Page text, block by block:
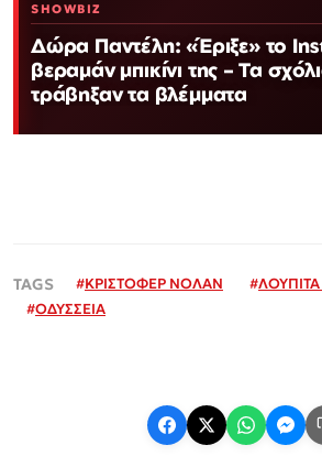
SHOWBIZ
Δώρα Παντέλη: «Έριξε» το
βεραμάν μπικίνι της – Τα
τράβηξαν τα βλέμματα
#ΚΡΙΣΤΟΦΕΡ ΝΟΛΑΝ #
#ΟΔΥΣΣΕΙΑ